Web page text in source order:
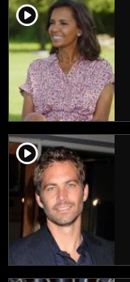
player2
player2